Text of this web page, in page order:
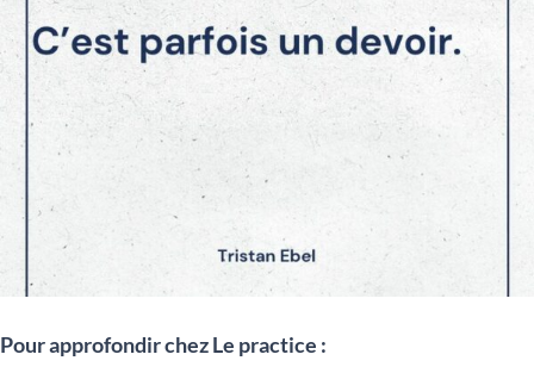
Pour approfondir chez Le practice :